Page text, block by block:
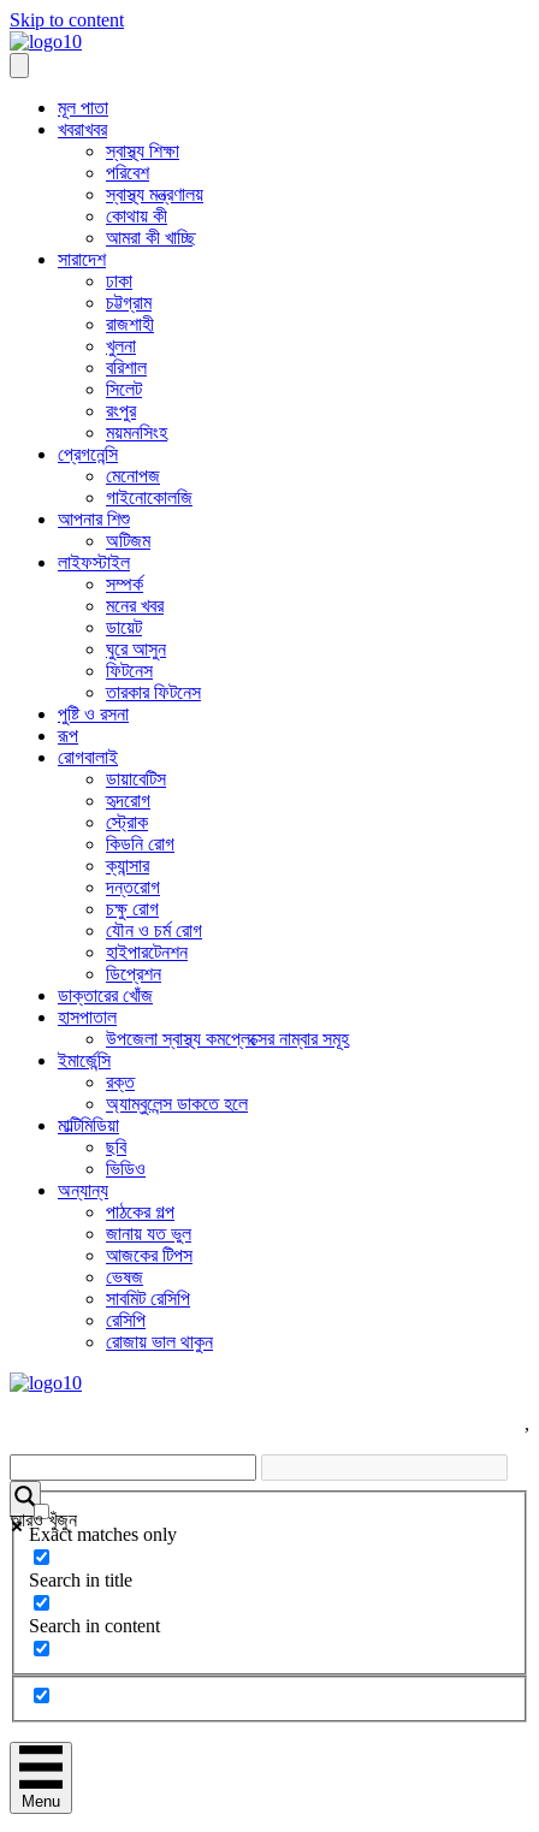
Skip to content
মূল পাতা
খবরাখবর
স্বাস্থ্য শিক্ষা
পরিবেশ
স্বাস্থ্য মন্ত্রণালয়
কোথায় কী
আমরা কী খাচ্ছি
সারাদেশ
ঢাকা
চট্টগ্রাম
রাজশাহী
খুলনা
বরিশাল
সিলেট
রংপুর
ময়মনসিংহ
প্রেগনেন্সি
মেনোপজ
গাইনোকোলজি
আপনার শিশু
অটিজম
লাইফস্টাইল
সম্পর্ক
মনের খবর
ডায়েট
ঘুরে আসুন
ফিটনেস
তারকার ফিটনেস
পুষ্টি ও রসনা
রূপ
রোগবালাই
ডায়াবেটিস
হৃদরোগ
স্ট্রোক
কিডনি রোগ
ক্যান্সার
দন্তরোগ
চক্ষু রোগ
যৌন ও চর্ম রোগ
হাইপারটেনশন
ডিপ্রেশন
ডাক্তারের খোঁজ
হাসপাতাল
উপজেলা স্বাস্থ্য কমপ্লেক্সের নাম্বার সমূহ
ইমার্জেন্সি
রক্ত
অ্যাম্বুলেন্স ডাকতে হলে
মাল্টিমিডিয়া
ছবি
ভিডিও
অন্যান্য
পাঠকের গল্প
জানায় যত ভুল
আজকের টিপস
ভেষজ
সাবমিট রেসিপি
রেসিপি
রোজায় ভাল থাকুন
,
আরও খুঁজুন
Exact matches only
Search in title
Search in content
Menu